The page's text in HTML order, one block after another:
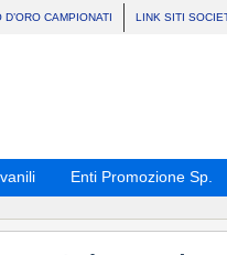
D’ORO CAMPIONATI LINK SITI
Enti Promozione Sp.